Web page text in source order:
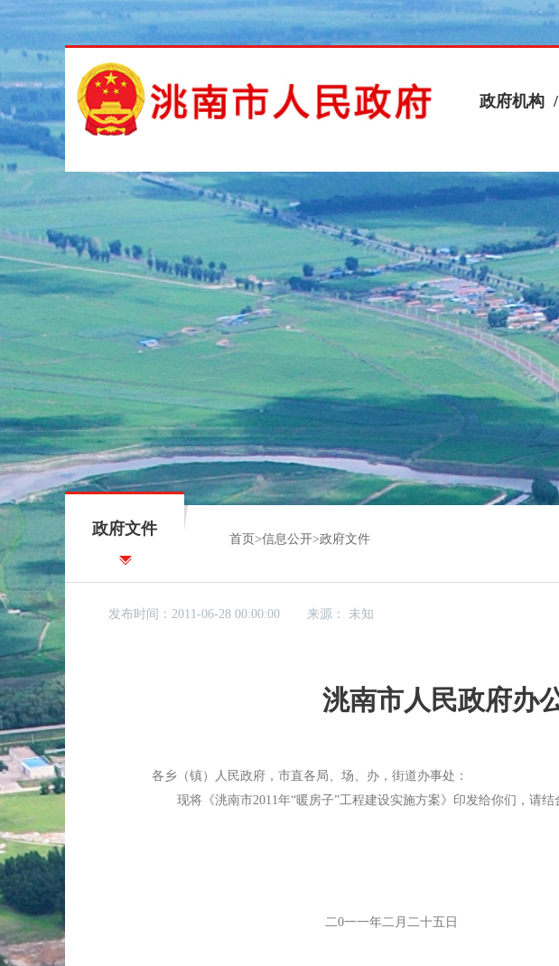
政府机构 /
政府文件
首页 >信息公开>政府文件
发布时间：2011-06-28 00:00:00 来源： 未知
洮南市人民政府办
各乡（镇）人民政府，市直各局、场、办，街道办事处：
现将《洮南市2011年“暖房子”工程建设实施方案》印发给你们，请结
二0一一年二月二十五日